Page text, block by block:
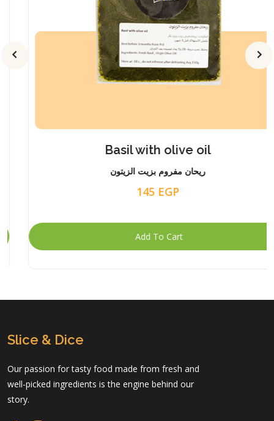
Basil with olive oil
ريحان مفروم بزيت الزيتون
145 EGP
Slice & Dice
Our passion for tasty food made from fresh and
well-picked ingredients is the engine behind our
story.